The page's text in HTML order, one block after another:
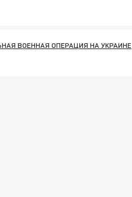
ВОЕННАЯ ОПЕРАЦИЯ НА УКРАИНЕ